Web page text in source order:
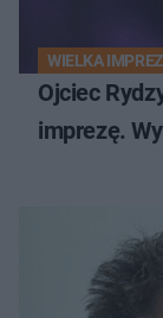
WIELKA
Ojciec
imprezę.